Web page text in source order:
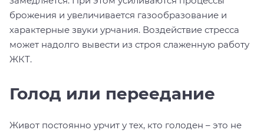
брожения и увеличивается газообразование и
характерные звуки урчания. Воздействие стресса
может надолго вывести из строя слаженную работу
ЖКТ.
Голод или переедание
Живот постоянно урчит у тех, кто голоден – это не